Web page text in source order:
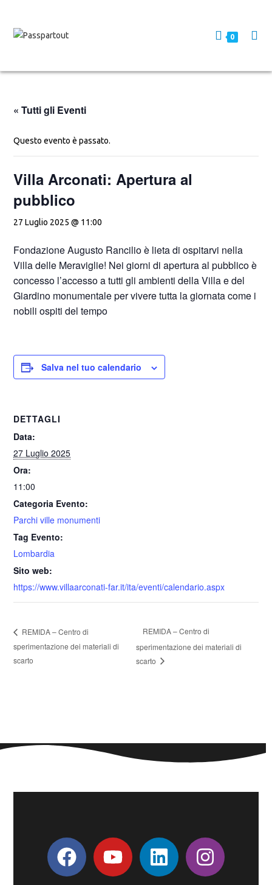
0
« Tutti gli Eventi
Questo evento è passato.
Villa Arconati: Apertura al
pubblico
27 Luglio 2025 @ 11:00
Fondazione Augusto Rancilio è lieta di ospitarvi nella
Villa delle Meraviglie! Nei giorni di apertura al pubblico è
concesso l’accesso a tutti gli ambienti della Villa e del
Giardino monumentale per vivere tutta la giornata come i
nobili ospiti del tempo
Salva nel tuo calendario
DETTAGLI
Data:
27 Luglio 2025
Ora:
11:00
Categoria Evento:
Parchi ville monumenti
Tag Evento:
Lombardia
Sito web:
https://www.villaarconati-far.it/ita/eventi/calendario.aspx
REMIDA – Centro di
sperimentazione dei materiali di
scarto
REMIDA – Centro di
sperimentazione dei materiali di
scarto